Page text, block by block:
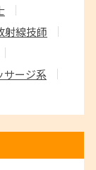
射線技師
サージ系